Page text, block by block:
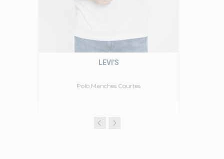
Polo Manches Courtes
LEVI'S